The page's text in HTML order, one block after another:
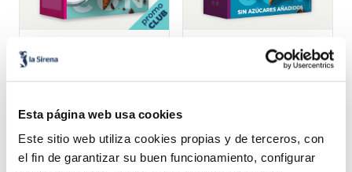
Esta página web usa cookies
Este sitio web utiliza cookies propias y de terceros, con
el fin de garantizar su buen funcionamiento, configurar
crocant d'avellanes
COMBINABLE
ml
Añadir Añadir